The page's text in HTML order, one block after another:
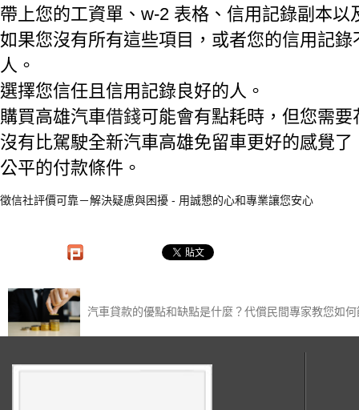
帶上您的工資單、w-2 表格、信用記錄副本
如果您沒有所有這些項目，或者您的信用記
人。
選擇您信任且信用記錄良好的人。
購買高雄汽車借錢可能會有點耗時，但您需
沒有比駕駛全新汽車高雄免留車更好的感覺
公平的付款條件。
徵信社評價可靠－解決疑慮與困擾 - 用誠懇的心和專業讓您安心
汽車貸款的優點和缺點是什麼？代償民間專家教您如